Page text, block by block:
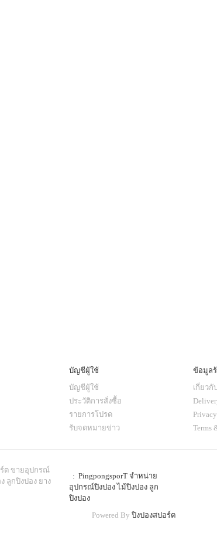
บัญชีผู้ใช้
บัญชีผู้ใช้
ประวัติการสั่งซื้อ
รายการโปรด
รับจดหมายข่าว
ข้อมูล
เกี่ยวกั
Terms
ต ขายอุปกรณ์
ลูกปิงปอง ยาง
: PingpongsporT จำหน่าย
อุปกรณ์ปิงปอง ไม้ปิงปอง ลูก
ปิงปอง
Powered By ปิงปองสปอร์ต